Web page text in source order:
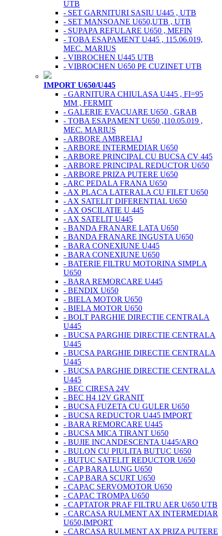
UTB
- SET GARNITURI SASIU U445 , UTB
- SET MANSOANE U650,UTB , UTB
- SUPAPA REFULARE U650 , MEFIN
- TOBA ESAPAMENT U445 , 115.06.019,
MEC. MARIUS
- VIBROCHEN U445 UTB
- VIBROCHEN U650 PE CUZINET UTB
IMPORT U650/U445
- GARNITURA CHIULASA U445 , FI=95
MM , FERMIT
- GALERIE EVACUARE U650 , GRAB
- TOBA ESAPAMENT U650 ,110.05.019 ,
MEC. MARIUS
- ARBORE AMBREIAJ
- ARBORE INTERMEDIAR U650
- ARBORE PRINCIPAL CU BUCSA CV 445
- ARBORE PRINCIPAL REDUCTOR U650
- ARBORE PRIZA PUTERE U650
- ARC PEDALA FRANA U650
- AX PLACA LATERALA CU FILET U650
- AX SATELIT DIFERENTIAL U650
- AX OSCILATIE U 445
- AX SATELIT U445
- BANDA FRANARE LATA U650
- BANDA FRANARE INGUSTA U650
- BARA CONEXIUNE U445
- BARA CONEXIUNE U650
- BATERIE FILTRU MOTORINA SIMPLA
U650
- BARA REMORCARE U445
- BENDIX U650
- BIELA MOTOR U650
- BIELA MOTOR U650
- BOLT PARGHIE DIRECTIE CENTRALA
U445
- BUCSA PARGHIE DIRECTIE CENTRALA
U445
- BUCSA PARGHIE DIRECTIE CENTRALA
U445
- BUCSA PARGHIE DIRECTIE CENTRALA
U445
- BEC CIRESA 24V
- BEC H4 12V GRANIT
- BUCSA FUZETA CU GULER U650
- BUCSA REDUCTOR U445 IMPORT
- BARA REMORCARE U445
- BUCSA MICA TIRANT U650
- BUJIE INCANDESCENTA U445/ARO
- BULON CU PIULITA BUTUC U650
- BUTUC SATELIT REDUCTOR U650
- CAP BARA LUNG U650
- CAP BARA SCURT U650
- CAPAC SERVOMOTOR U650
- CAPAC TROMPA U650
- CAPTATOR PRAF FILTRU AER U650 UTB
- CARCASA RULMENT AX INTERMEDIAR
U650,IMPORT
- CARCASA RULMENT AX PRIZA PUTERE